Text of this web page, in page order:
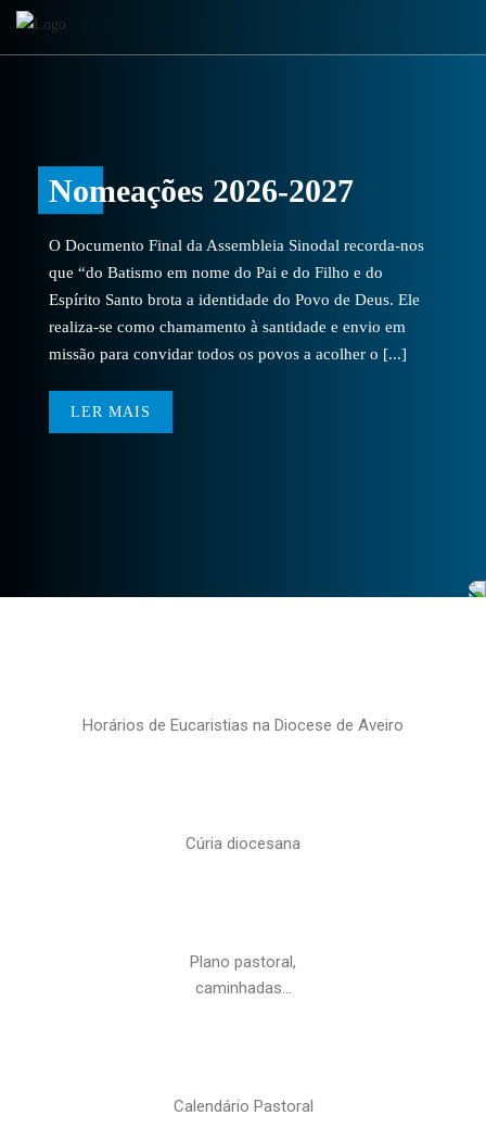
Nomeações 2026-2027
O Documento Final da Assembleia Sinodal recorda-nos
que “do Batismo em nome do Pai e do Filho e do
Espírito Santo brota a identidade do Povo de Deus. Ele
realiza-se como chamamento à santidade e envio em
missão para convidar todos os povos a acolher o [...]
LER MAIS
Horários de Eucaristias na Diocese de Aveiro
Cúria diocesana
Plano pastoral,
caminhadas…
Calendário Pastoral